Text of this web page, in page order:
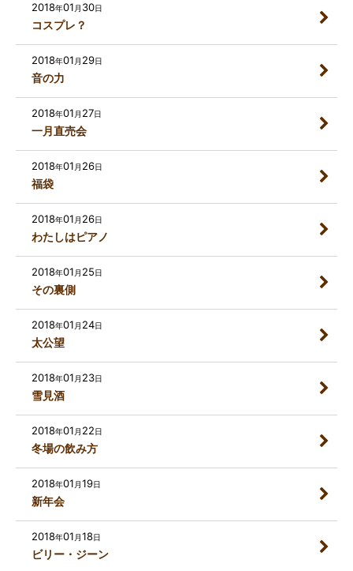
2018年01 月 30日
コスプレ？
2018年01 月 29日
音の力
2018年01 月 27日
一月直売会
2018年01 月 26日
福袋
2018年01 月 26日
わたしはピアノ
2018年01 月 25日
その裏側
2018年01 月 24日
太公望
2018年01 月 23日
雪見酒
2018年01 月 22日
冬場の飲み方
2018年01 月19日
新年会
2018年01 月18日
ビリー・ジーン